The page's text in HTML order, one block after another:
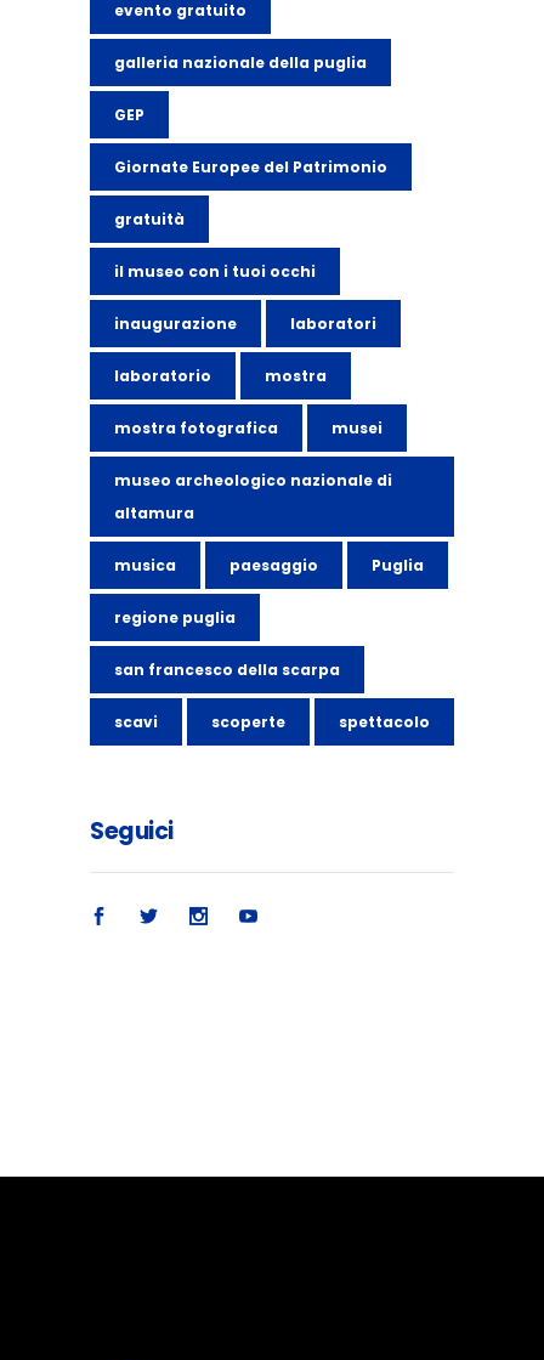
evento gratuito
galleria nazionale della puglia
GEP
Giornate Europee del Patrimonio
gratuità
il museo con i tuoi occhi
inaugurazione laboratori
laboratorio mostra
mostra fotografica musei
museo archeologico nazionale di
altamura
musica paesaggio Puglia
regione puglia
san francesco della scarpa
scavi scoperte spettacolo
Seguici